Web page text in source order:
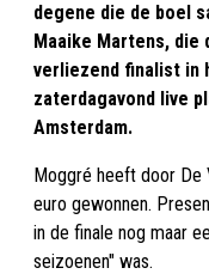
degene die de boel
Maaike Martens, die
verliezend finalist in
zaterdagavond live
Amsterdam.
Moggré heeft door De
euro gewonnen.
in de finale nog maar
seizoenen" was.